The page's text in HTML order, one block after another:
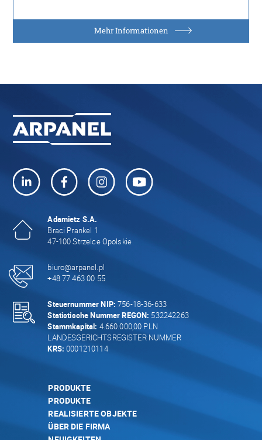
Mehr Informationen
Adamietz S.A.
Braci Prankel 1
47-100 Strzelce Opolskie
biuro@arpanel.pl
+48 77 463 00 55
Steuernummer NIP: 756-18-36-633
Statistische Nummer REGON: 532242263
Stammkapital: 4.660.000,00 PLN
LANDESGERICHTSREGISTER NUMMER
KRS: 0001210114
PRODUKTE
PRODUKTE
REALISIERTE OBJEKTE
ÜBER DIE FIRMA